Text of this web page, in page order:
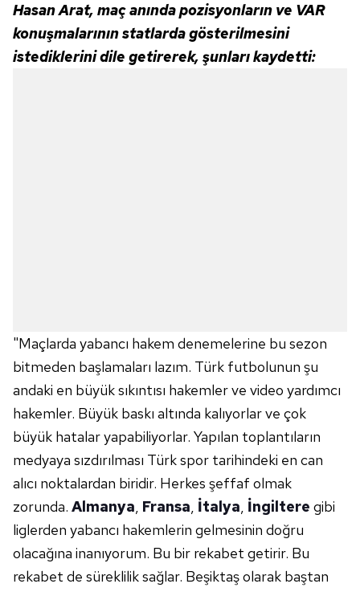
Hasan Arat, maç anında pozisyonların ve VAR
konuşmalarının statlarda gösterilmesini
istediklerini dile getirerek, şunları kaydetti:
"Maçlarda yabancı hakem denemelerine bu sezon
bitmeden başlamaları lazım. Türk futbolunun şu
andaki en büyük sıkıntısı hakemler ve video yardımcı
hakemler. Büyük baskı altında kalıyorlar ve çok
büyük hatalar yapabiliyorlar. Yapılan toplantıların
medyaya sızdırılması Türk spor tarihindeki en can
alıcı noktalardan biridir. Herkes şeffaf olmak
zorunda. Almanya, Fransa, İtalya, İngiltere gibi
liglerden yabancı hakemlerin gelmesinin doğru
olacağına inanıyorum. Bu bir rekabet getirir. Bu
rekabet de süreklilik sağlar. Beşiktaş olarak baştan